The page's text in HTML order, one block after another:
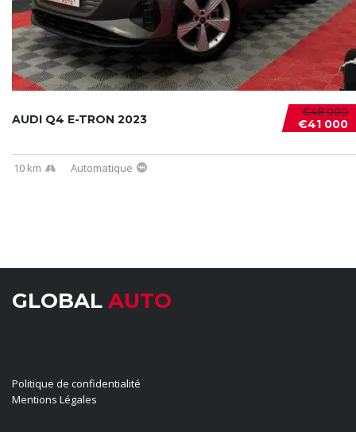
€48 000
€41 000
AUDI Q4 E-TRON 2023
10 km Automatique
GLOBAL AUTO
Politique de confidentialité
Mentions Légales